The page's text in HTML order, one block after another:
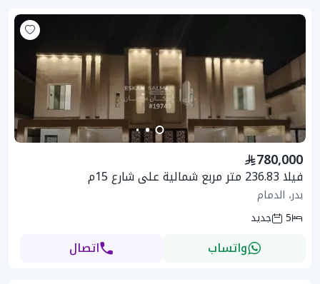
780,000
فيلا 236.83 متر مربع شمالية على شارع 15م
بدر، الدمام
5
جديد
واتساب اتصال